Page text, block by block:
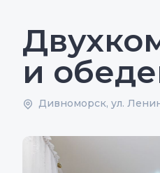
и
Дивноморск, ул.